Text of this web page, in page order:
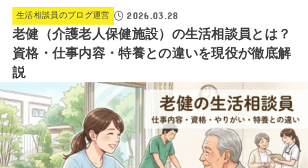
生活相談員のブログ運営 2026.03.28
老健（介護老人保健施設）の生活相談員とは？
資格・仕事内容・特養との違いを現役が徹底解
説